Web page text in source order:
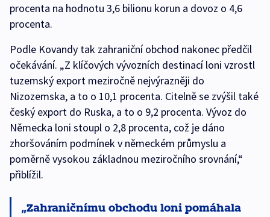
procenta na hodnotu 3,6 bilionu korun a dovoz o 4,6
procenta.
Podle Kovandy tak zahraniční obchod nakonec předčil
očekávání. „Z klíčových vývozních destinací loni vzrostl
tuzemský export meziročně nejvýrazněji do
Nizozemska, a to o 10,1 procenta. Citelně se zvýšil také
český export do Ruska, a to o 9,2 procenta. Vývoz do
Německa loni stoupl o 2,8 procenta, což je dáno
zhoršováním podmínek v německém průmyslu a
poměrně vysokou základnou meziročního srovnání,“
přiblížil.
Zahraničnímu obchodu loni pomáhala